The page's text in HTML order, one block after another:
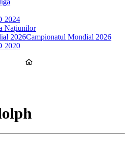
2024
Națiunilor
Campionatul Mondial 2026
2020